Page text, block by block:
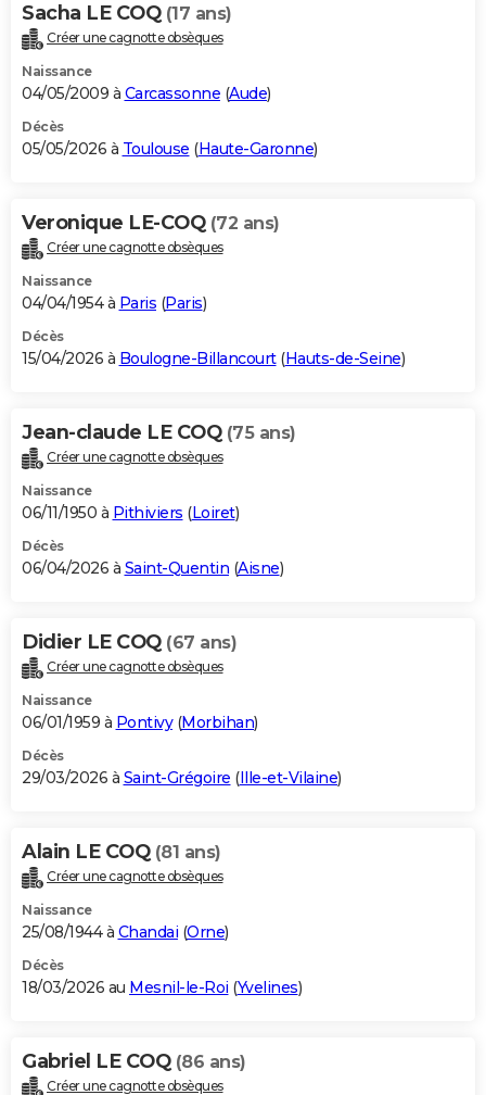
Sacha LE COQ (17 ans)
Créer une cagnotte obsèques
Naissance
04/05/2009 à Carcassonne (Aude)
Décès
05/05/2026 à Toulouse (Haute-Garonne)
Veronique LE-COQ (72 ans)
Créer une cagnotte obsèques
Naissance
04/04/1954 à Paris (Paris)
Décès
15/04/2026 à Boulogne-Billancourt(Hauts-de-Seine)
Jean-claude LE COQ (75 ans)
Créer une cagnotte obsèques
Naissance
06/11/1950 à Pithiviers (Loiret)
Décès
06/04/2026 à Saint-Quentin (Aisne)
Didier LE COQ (67 ans)
Créer une cagnotte obsèques
Naissance
06/01/1959 à Pontivy(Morbihan)
Décès
29/03/2026 à Saint-Grégoire (Ille-et-Vilaine)
Alain LE COQ (81 ans)
Créer une cagnotte obsèques
Naissance
25/08/1944 à Chandai (Orne)
Décès
18/03/2026 au Mesnil-le-Roi (Yvelines)
Gabriel LE COQ (86 ans)
Créer une cagnotte obsèques